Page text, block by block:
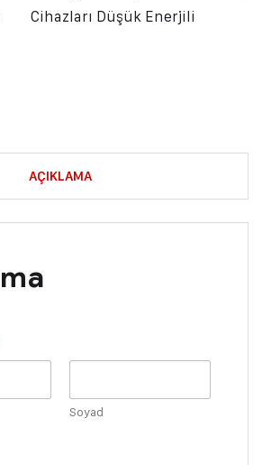
Cihazları Düşük Enerjili
AÇIKLAMA
Soyad